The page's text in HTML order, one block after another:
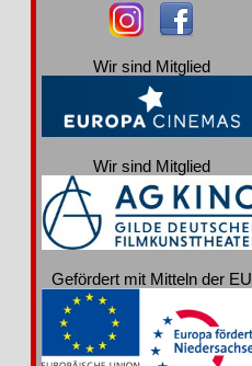
Wir sind Mitglied
Wir sind Mitglied
Gefördert mit Mitteln der EU